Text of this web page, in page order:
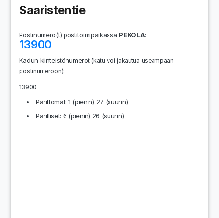
Saaristentie
Postinumero(t) postitoimipaikassa PEKOLA:
13900
Kadun kiinteistönumerot(katu voi jakautua useampaan
postinumeroon):
13900
Parittomat: 1 (pienin) 27 (suurin)
Parilliset: 6 (pienin) 26 (suurin)